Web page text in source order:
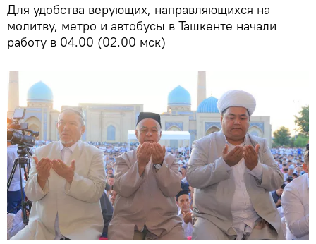
Для удобства верующих, направляющихся на
молитву, метро и автобусы в Ташкенте начали
работу в 04.00 (02.00 мск)